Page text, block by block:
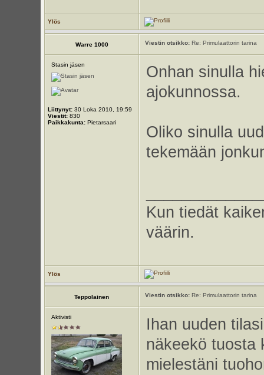
Ylös
Warre 1000 Viestin otsikko:Re: Primulaattorin tarina
Stasin jäsen
Liittynyt:30 Loka 2010, 19:59
Viestit:830
Paikkakunta:Pietarsaari
Onhan sinulla
ajokunnossa.
Oliko sinulla
tekemään
Kun tiedät
väärin.
Ylös
Teppolainen Viestin otsikko:Re: Primulaattorin tarina
Aktivisti
Ihan uuden
näkeekö tuosta
mielestäni